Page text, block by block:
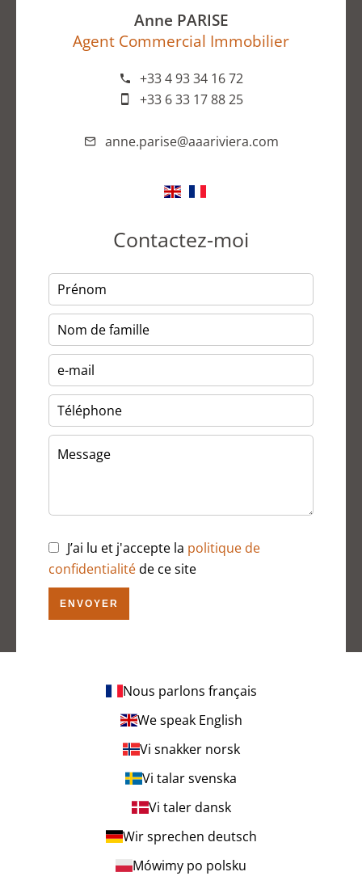
Anne PARISE
Agent Commercial Immobilier
+33 4 93 34 16 72
+33 6 33 17 88 25
anne.parise@aaariviera.com
Contactez-moi
J’ai lu et j'accepte la politique de
confidentialitéde ce site
ENVOYER
Nous parlons français
We speak English
Vi snakker norsk
Vi talar svenska
Vi taler dansk
Wir sprechen deutsch
Mówimy po polsku